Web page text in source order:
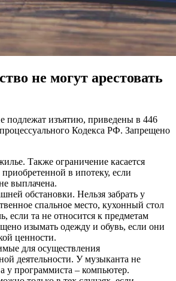
не могут арестовать
подлежат изъятию, приведены в 446
Кодекса РФ. Запрещено
Также ограничение касается
в ипотеку, если
выплачена.
обстановки. Нельзя забрать у
спальное место, кухонный стол
если та не относится к предметам
изымать одежду и обувь, если они
ценности.
для осуществления
деятельности. У музыканта не
а у программиста – компьютер.